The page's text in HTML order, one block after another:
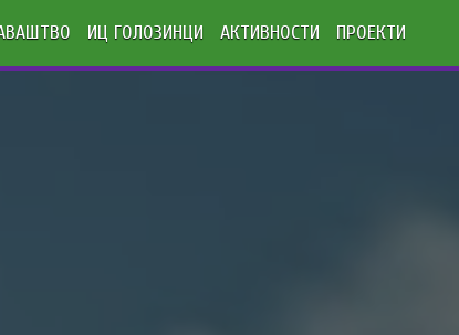
ИЦ ГОЛОЗИНЦИ АКТИВНОСТИ ПРОЕКТИ